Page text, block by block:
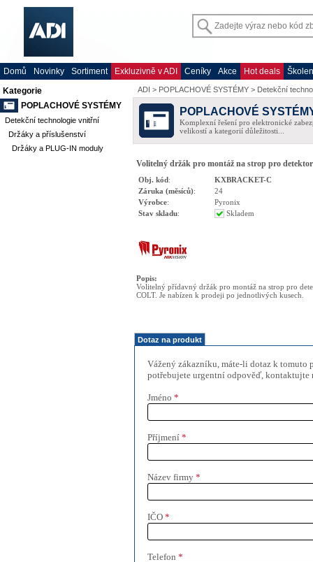
Domů Novinky Sortiment Exkluzivně v ADI Ceníky Akce Hot deals
Kategorie
POPLACHOVÉ SYSTÉMY
Detekční technologie vnitřní
Držáky a příslušenství
Držáky a PLUG-IN moduly
ADI > POPLACHOVÉ SYSTÉMY > Detekční
POPLACHOVÉ
Komplexní řešení pro elektronické
velikostí a kategorií důležitosti...
Volitelný držák pro montáž na strop pro
Obj. kód:
KXBRACKET-C
Záruka (měsíců):
24
Výrobce:
Pyronix
Stav skladu: Skladem
Popis:
Volitelný přídavný držák pro montáž na strop pro
COLT. Je nabízen k prodeji po jednotlivých kusech.
Dotaz na produkt